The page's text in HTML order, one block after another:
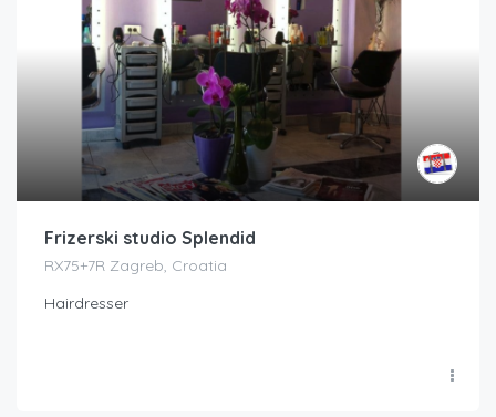
Frizerski studio Splendid
RX75+7R Zagreb, Croatia
Hairdresser